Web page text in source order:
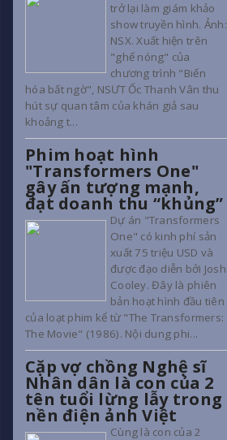
trở lại làm giám khảo
show truyền hình. Ảnh:
NSX. Xuất hiện trên
"ghế nóng" của
chương trình "Biến
hóa bất ngờ", NSƯT Ốc Thanh Vân thu
hút sự quan tâm của khán giả sau
khoảng t...
Phim hoạt hình
"Transformers One"
gây ấn tượng mạnh,
đạt doanh thu “khủng”
Dự án "Transformers
One" có kinh phí sản
xuất 75 triệu USD và
được đạo diễn bởi Josh
Cooley. Đây là phiên
bản hoạt hình đầu tiên
của loạt phim kể từ "The Transformers:
The Movie" (1986). Nội dung phi...
Cặp vợ chồng Nghệ sĩ
Nhân dân là con của 2
tên tuổi lừng lẫy trong
nền điện ảnh Việt
Cùng là con của 2